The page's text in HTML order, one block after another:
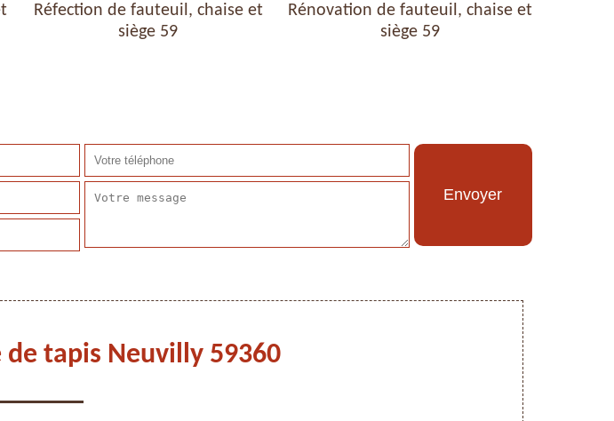
Réfection de fauteuil, chaise et
siège 59
Rénovation de fauteuil, chaise et
siège 59
tapis Neuvilly 59360